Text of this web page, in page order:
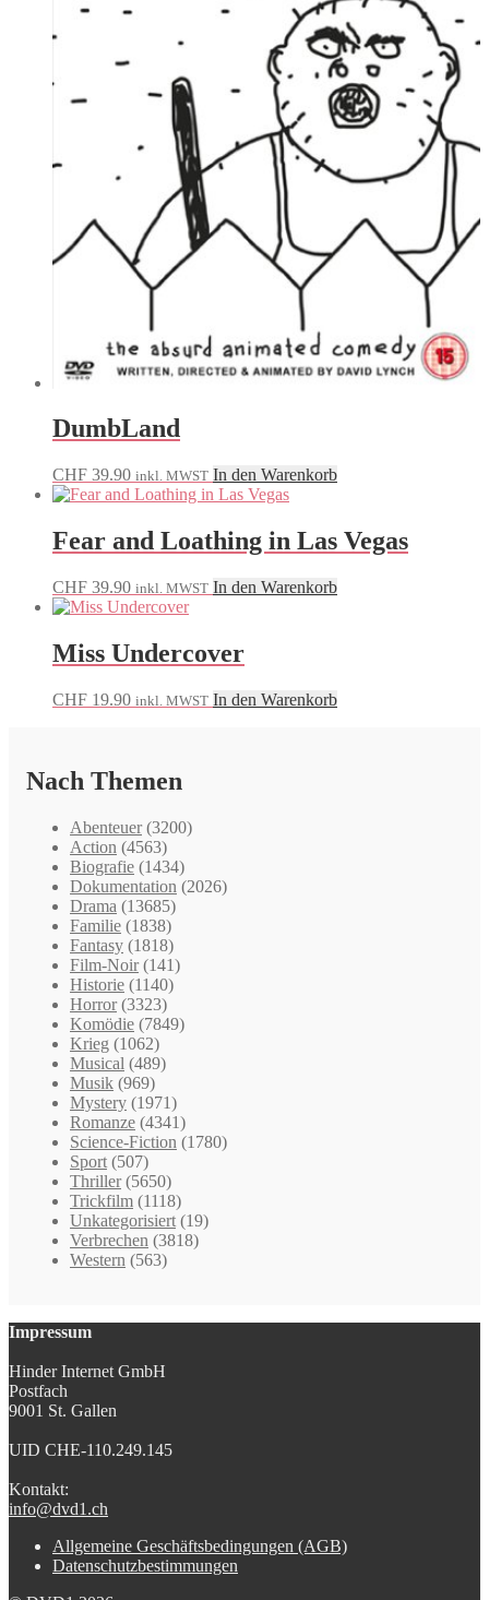
DumbLand
CHF 39.90 inkl. MWST In den Warenkorb
Fear and Loathing in Las Vegas
CHF 39.90 inkl. MWST In den Warenkorb
Miss Undercover
CHF 19.90 inkl. MWST In den Warenkorb
Nach Themen
Abenteuer (3200)
Action (4563)
Biografie (1434)
Dokumentation (2026)
Drama (13685)
Familie (1838)
Fantasy (1818)
Film-Noir (141)
Historie (1140)
Horror (3323)
Komödie (7849)
Krieg (1062)
Musical (489)
Musik (969)
Mystery (1971)
Romanze (4341)
Science-Fiction (1780)
Sport (507)
Thriller (5650)
Trickfilm (1118)
Unkategorisiert (19)
Verbrechen (3818)
Western (563)
Impressum
Hinder Internet GmbH
Postfach
9001 St. Gallen
UID CHE-110.249.145
Kontakt:
info@dvd1.ch
Allgemeine Geschäftsbedingungen (AGB)
Datenschutzbestimmungen